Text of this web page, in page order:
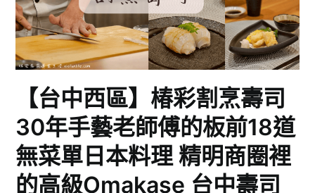
【台中西區】椿彩割烹壽司
30年手藝老師傅的板前18道
無菜單日本料理 精明商圈裡
的高級Omakase 台中壽司